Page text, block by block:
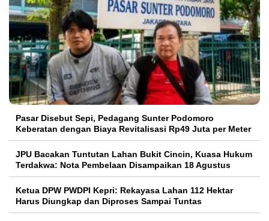
Pasar Disebut Sepi, Pedagang Sunter Podomoro
Keberatan dengan Biaya Revitalisasi Rp49 Juta per Meter
JPU Bacakan Tuntutan Lahan Bukit Cincin, Kuasa Hukum
Terdakwa: Nota Pembelaan Disampaikan 18 Agustus
Ketua DPW PWDPI Kepri: Rekayasa Lahan 112 Hektar
Harus Diungkap dan Diproses Sampai Tuntas